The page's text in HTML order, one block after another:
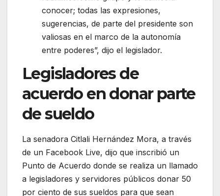
conocer; todas las expresiones,
sugerencias, de parte del presidente son
valiosas en el marco de la autonomía
entre poderes”, dijo el legislador.
Legisladores de
acuerdo en donar parte
de sueldo
La senadora Citlali Hernández Mora, a través
de un Facebook Live, dijo que inscribió un
Punto de Acuerdo donde se realiza un llamado
a legisladores y servidores públicos donar 50
por ciento de sus sueldos para que sean